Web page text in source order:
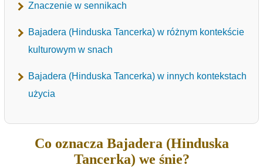
Znaczenie w sennikach
Bajadera (Hinduska Tancerka) w różnym kontekście
kulturowym w snach
Bajadera (Hinduska Tancerka) w innych kontekstach
użycia
Co oznacza Bajadera (Hinduska
Tancerka) we śnie?